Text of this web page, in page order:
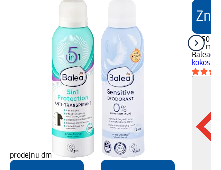
prodejnu dm
32,50 Kč
200 ml
Balea
kokos,